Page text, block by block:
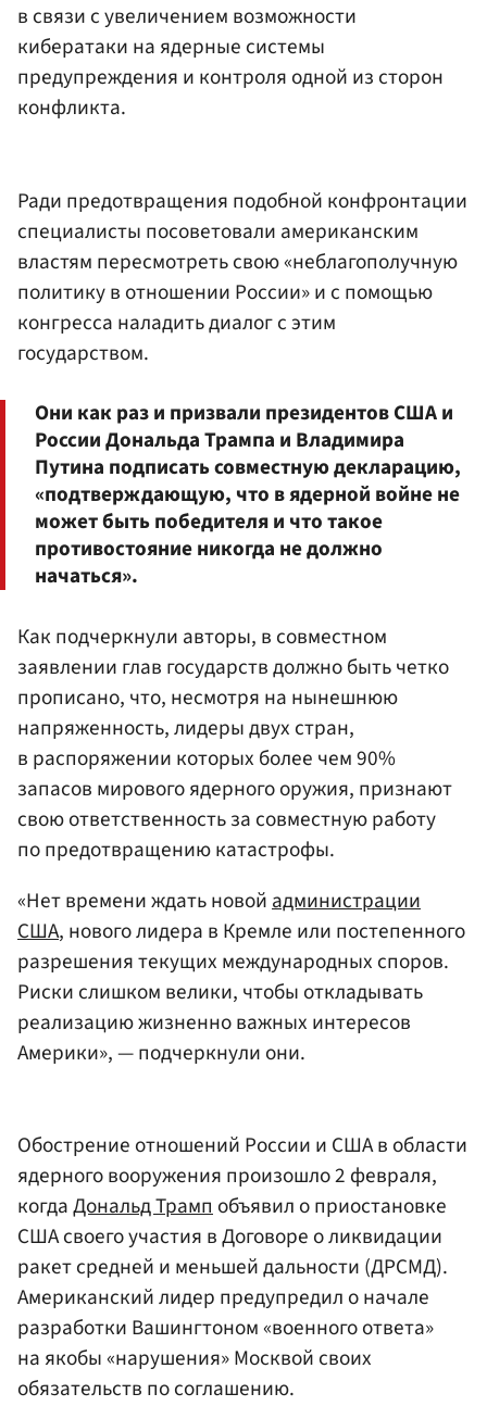
в связи с увеличением возможности
кибератаки на ядерные системы
предупреждения и контроля одной из сторон
конфликта.
Ради предотвращения подобной конфронтации
специалисты посоветовали американским
властям пересмотреть свою «неблагополучную
политику в отношении России» и с помощью
конгресса наладить диалог с этим
государством.
Они как раз и призвали президентов США и
России Дональда Трампа и Владимира
Путина подписать совместную декларацию,
«подтверждающую, что в ядерной войне не
может быть победителя и что такое
противостояние никогда не должно
начаться».
Как подчеркнули авторы, в совместном
заявлении глав государств должно быть четко
прописано, что, несмотря на нынешнюю
напряженность, лидеры двух стран,
в распоряжении которых более чем 90%
запасов мирового ядерного оружия, признают
свою ответственность за совместную работу
по предотвращению катастрофы.
«Нет времени ждать новойадминистрации
США, нового лидера в Кремле или постепенного
разрешения текущих международных споров.
Риски слишком велики, чтобы откладывать
реализацию жизненно важных интересов
Америки», — подчеркнули они.
Обострение отношений России и США в области
ядерного вооружения произошло 2 февраля,
когдаДональд Трампобъявил о приостановке
США своего участия в Договоре о ликвидации
ракет средней и меньшей дальности (ДРСМД).
Американский лидер предупредил о начале
разработки Вашингтоном «военного ответа»
на якобы «нарушения» Москвой своих
обязательств по соглашению.